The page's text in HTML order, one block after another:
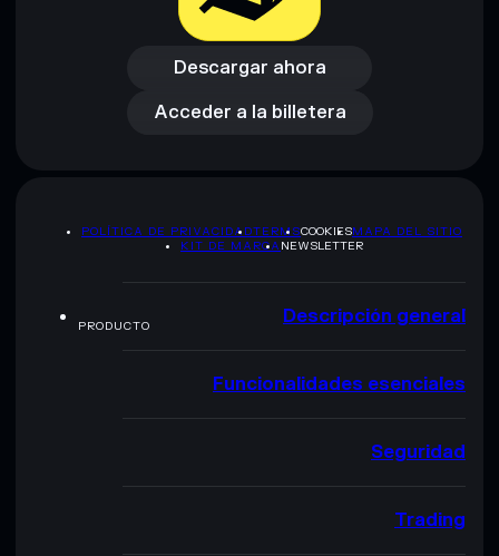
Descargar ahora
Descargar ahora
Acceder a la billetera
Acceder a la billetera
POLÍTICA DE PRIVACIDADTERMSCOOKIESMAPA DEL SITIO
KIT DE MARCA NEWSLETTER
PRODUCTO Descripción general
Funcionalidades esenciales
Seguridad
Trading